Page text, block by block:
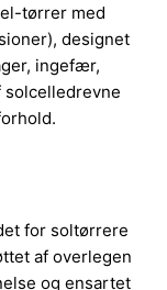
tørrer med
designet
ingefær,
for soltørrere
af overlegen
og ensartet